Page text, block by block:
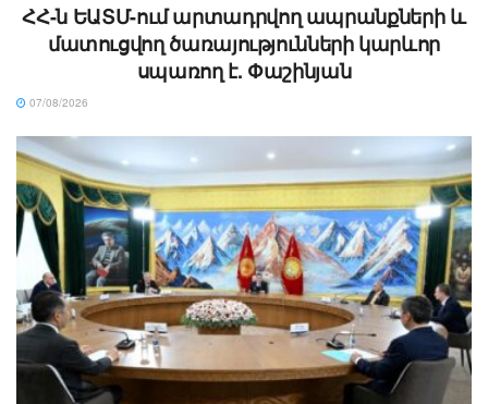
ՀՀ-ն ԵԱՏՄ-ում արտադրվող ապրանքների և
մատուցվող ծառայությունների կարևոր
սպառող է. Փաշինյան
07/08/2026